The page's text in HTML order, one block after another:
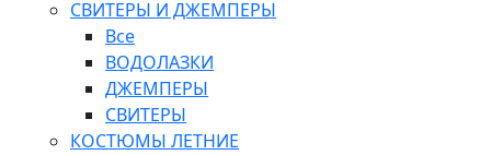
СВИТЕРЫ И ДЖЕМПЕРЫ
Все
ВОДОЛАЗКИ
ДЖЕМПЕРЫ
СВИТЕРЫ
КОСТЮМЫ ЛЕТНИЕ